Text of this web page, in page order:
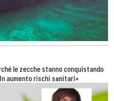
le zecche stanno conquistando
aumento rischi sanitari»